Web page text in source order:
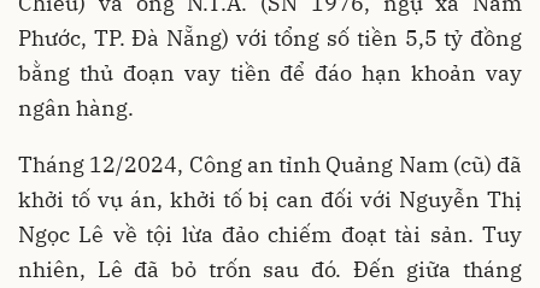
Phước, TP. Đà Nẵng) với tổng số tiền 5,5 tỷ đồng
bằng thủ đoạn vay tiền để đáo hạn khoản vay
ngân hàng.
Tháng 12/2024, Công an tỉnh Quảng Nam (cũ) đã
khởi tố vụ án, khởi tố bị can đối với Nguyễn Thị
Ngọc Lê về tội lừa đảo chiếm đoạt tài sản. Tuy
nhiên, Lê đã bỏ trốn sau đó. Đến giữa tháng